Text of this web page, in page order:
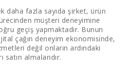
Deneyimi (CX) Trendleri
daha fazla sayıda şirket, ürün
müşteri deneyimine
geçiş yapmaktadır. Bunun
çağın deneyim ekonomisinde,
değil onların ardındaki
almalarıdır.